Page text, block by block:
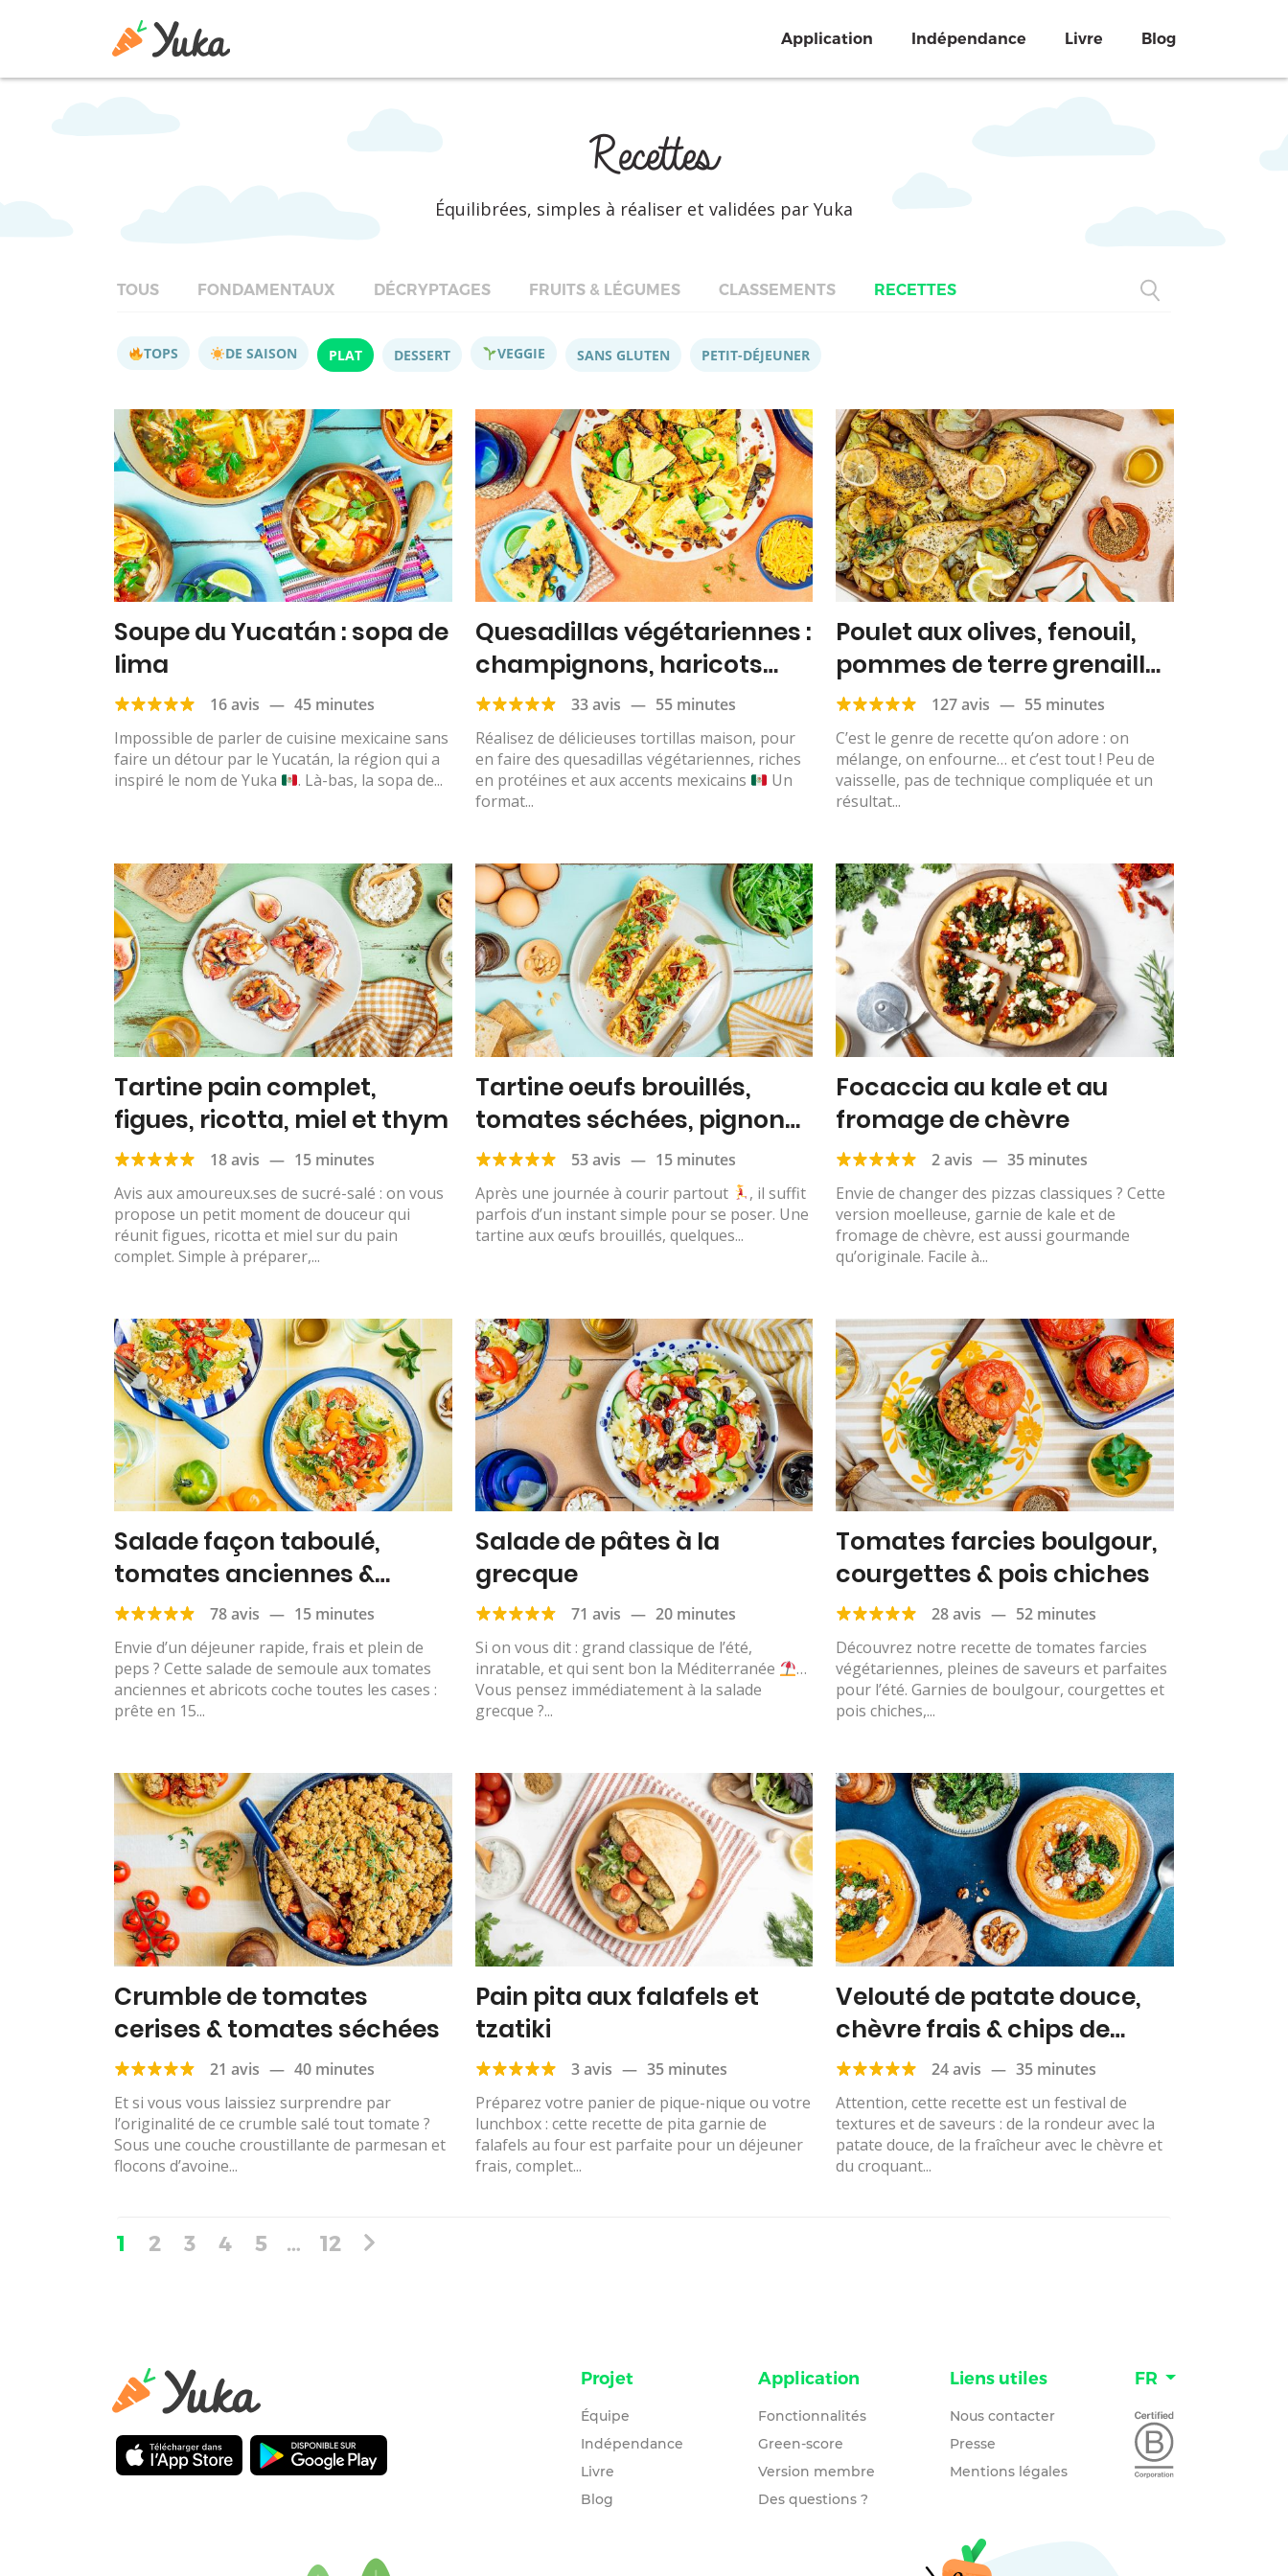
Application Indépendance Livre Blog
Recettes
Équilibrées, simples à réaliser et validées par Yuka
TOUS FONDAMENTAUX DÉCRYPTAGES FRUITS & LÉGUMES CLASSEMENTS RECETTES
TOPS DE SAISON PLAT DESSERT VEGGIE SANS GLUTEN PETIT-DÉJEUNER
Soupe du Yucatán : sopa de
lima
16 avis — 45 minutes
Impossible de parler de cuisine mexicaine sans
faire un détour par le Yucatán, la région qui a
inspiré le nom de Yuka
. Là-bas, la sopa de...
Quesadillas végétariennes :
champignons, haricots
rouges, maïs & cheddar
33 avis — 55 minutes
Réalisez de délicieuses tortillas maison, pour
en faire des quesadillas végétariennes, riches
en protéines et aux accents mexicains
Un
format...
Poulet aux olives, fenouil,
pommes de terre grenaille
& citron
127 avis — 55 minutes
C’est le genre de recette qu’on adore : on
mélange, on enfourne… et c’est tout ! Peu de
vaisselle, pas de technique compliquée et un
résultat...
Tartine pain complet,
figues, ricotta, miel et thym
18 avis — 15 minutes
Avis aux amoureux.ses de sucré-salé : on vous
propose un petit moment de douceur qui
réunit figues, ricotta et miel sur du pain
complet. Simple à préparer,...
Tartine oeufs brouillés,
tomates séchées, pignons
et roquette
53 avis — 15 minutes
Après une journée à courir partout
, il suffit
parfois d’un instant simple pour se poser. Une
tartine aux œufs brouillés, quelques...
Focaccia au kale et au
fromage de chèvre
2 avis — 35 minutes
Envie de changer des pizzas classiques ? Cette
version moelleuse, garnie de kale et de
fromage de chèvre, est aussi gourmande
qu’originale. Facile à...
Salade façon taboulé,
tomates anciennes &
abricots78 avis — 15 minutes
Envie d’un déjeuner rapide, frais et plein de
peps ? Cette salade de semoule aux tomates
anciennes et abricots coche toutes les cases :
prête en 15...
Salade de pâtes à la
grecque
71 avis — 20 minutes
Si on vous dit : grand classique de l’été,
inratable, et qui sent bon la Méditerranée
…
Vous pensez immédiatement à la salade
grecque ?...
Tomates farcies boulgour,
courgettes & pois chiches
28 avis — 52 minutes
Découvrez notre recette de tomates farcies
végétariennes, pleines de saveurs et parfaites
pour l’été. Garnies de boulgour, courgettes et
pois chiches,...
Crumble de tomates
cerises & tomates séchées
21 avis — 40 minutes
Et si vous vous laissiez surprendre par
l’originalité de ce crumble salé tout tomate ?
Sous une couche croustillante de parmesan et
flocons d’avoine...
Pain pita aux falafels et
tzatiki
3 avis — 35 minutes
Préparez votre panier de pique-nique ou votre
lunchbox : cette recette de pita garnie de
falafels au four est parfaite pour un déjeuner
frais, complet...
Velouté de patate douce,
chèvre frais & chips de
chou kale24 avis — 35 minutes
Attention, cette recette est un festival de
textures et de saveurs : de la rondeur avec la
patate douce, de la fraîcheur avec le chèvre et
du croquant...
1 2 3 4 5 … 12
Projet
Équipe
Indépendance
Livre
Blog
Application
Fonctionnalités
Green-score
Version membre
Des questions ?
Liens utiles
Nous contacter
Presse
Mentions légales
FR